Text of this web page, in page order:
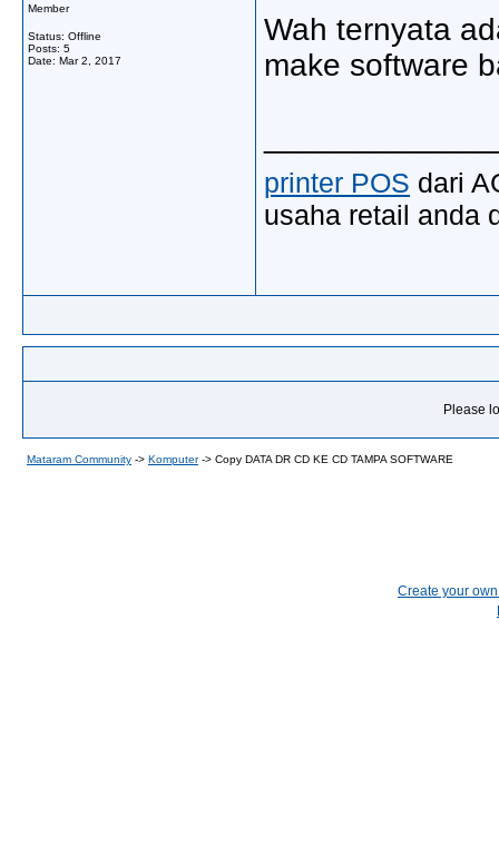
Member
Status: Offline
Posts: 5
Date: Mar 2, 2017
Wah ternyata
make software
printer POS dari
usaha retail anda
Please
Mataram Community -> Komputer-> Copy DATA DR CD KE CD TAMPA SOFTWARE
Create your